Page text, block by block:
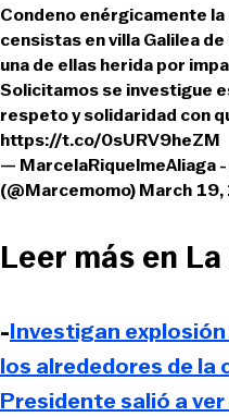
Condeno enérgicamente
censistas en villa Galilea de
una de ellas herida por
Solicitamos se investigue
respeto y solidaridad con
https://t.co/0sURV9heZM
— MarcelaRiquelmeAliaga
(@Marcemomo)March
Leer más en
-Investigan
los alrededores de la
Presidente salió a